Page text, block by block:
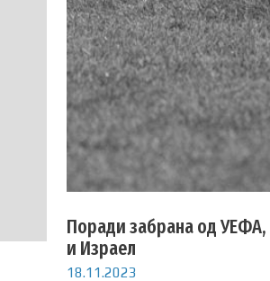
Поради забрана од
и Израел
18.11.2023